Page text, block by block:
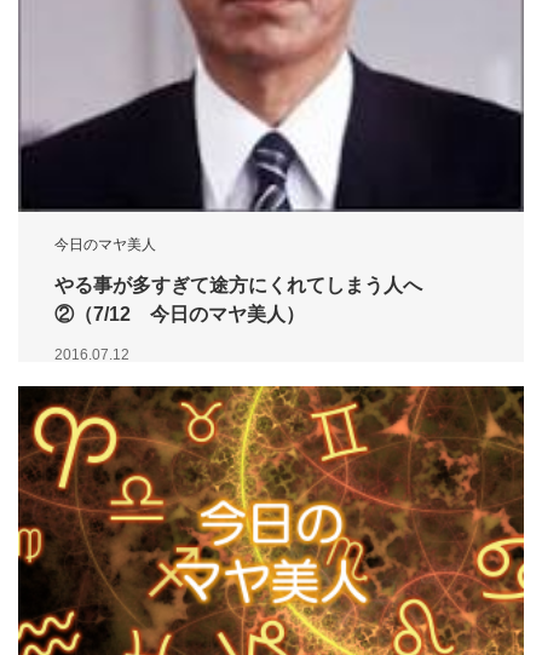
今日のマヤ美人
やる事が多すぎて途方にくれてしまう人へ
②（7/12 今日のマヤ美人）
2016.07.12